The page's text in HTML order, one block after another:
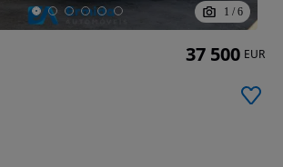
1 / 6
37 500 EUR